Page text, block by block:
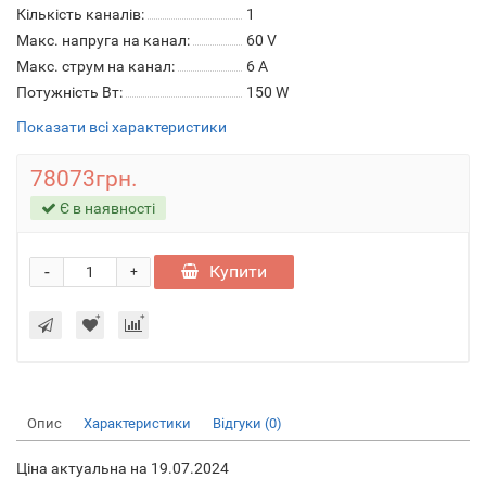
Кількість каналів:
1
Макс. напруга на канал:
60 V
Макс. струм на канал:
6 А
Потужність Вт:
150 W
Показати всі характеристики
78073грн.
Є в наявності
+
- Купити
Опис Характеристики Відгуки (0)
Ціна актуальна на 19.07.2024